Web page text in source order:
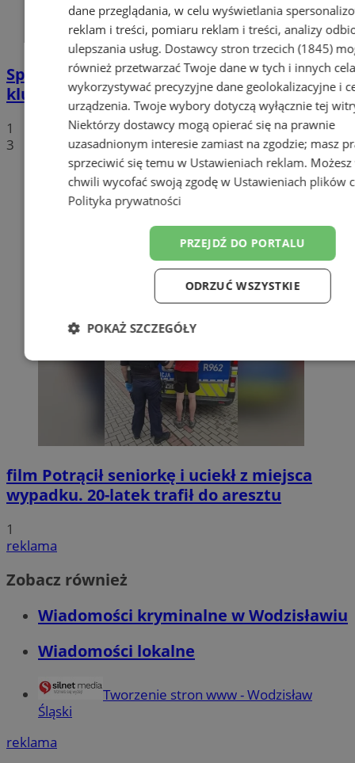
Sportowe podsumowanie wodzisławskich
klubów sportowych
1
3
film Potrącił seniorkę i uciekł z miejsca
wypadku. 20-latek trafił do aresztu
1
reklama
Zobacz również
Wiadomości kryminalne w Wodzisławiu
Wiadomości lokalne
Tworzenie stron www - Wodzisław
Śląski
reklama
dane przeglądania, w celu wyświetlania
reklam i treści, pomiaru reklam i treści, analizy
ulepszania usług. Dostawcy stron trzecich (1845)
również przetwarzać Twoje dane w tych i innych
wykorzystywać precyzyjne dane geolokalizacyjne i
urządzenia. Twoje wybory dotyczą wyłącznie tej
Niektórzy dostawcy mogą opierać się na prawnie
uzasadnionym interesie zamiast na zgodzie; masz
sprzeciwić się temu w Ustawieniach reklam.
chwili wycofać swoją zgodę w Ustawieniach plików
Polityka prywatności
PRZEJDŹ DO PORTALU
ODRZUĆ WSZYSTKIE
POKAŻ SZCZEGÓŁY
Niezbędne Wydajność
Funkcjonalność
Niezbędne pliki cookie umożliwiają korzystanie z podstawowych
niezbędnych plików cookie nie można prawidłowo korzystać ze
internetowej.
Nazwa
QeSessID